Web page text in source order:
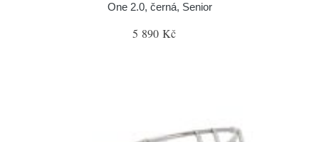
One 2.0, černá, Senior
5 890 Kč